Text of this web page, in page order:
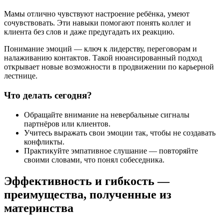
Мамы отлично чувствуют настроение ребёнка, умеют
сочувствовать. Эти навыки помогают понять коллег и
клиента без слов и даже предугадать их реакцию.
Понимание эмоций — ключ к лидерству, переговорам и
налаживанию контактов. Такой нюансированный подход
открывает новые возможности в продвижении по карьерной
лестнице.
Что делать сегодня?
Обращайте внимание на невербальные сигналы
партнёров или клиентов.
Учитесь выражать свои эмоции так, чтобы не создавать
конфликты.
Практикуйте эмпативное слушание — повторяйте
своими словами, что понял собеседника.
Эффективность и гибкость —
преимущества, полученные из
материнства